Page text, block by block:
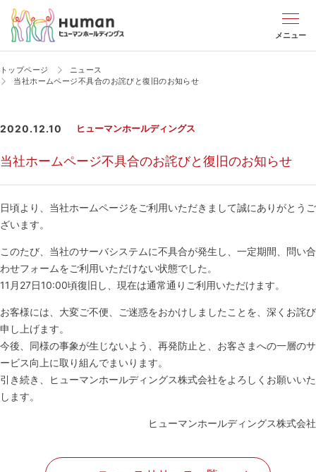
メニュー
トップページ
ニュース
当社ホームページ不具合のお詫びと復旧のお知らせ
2020.12.10 ヒューマンホールディングス
当社ホームページ不具合のお詫びと復旧のお知らせ
日頃より、当社ホームページをご利用いただきまして誠にありがとうご
ざいます。
このたび、当社のサーバシステムに不具合が発生し、一定期間、問い合
わせフォームをご利用いただけない状態でした。
11月27日10:00頃復旧し、現在は通常通りご利用いただけます。
お客様には、大変ご不便、ご迷惑をおかけしましたことを、深くお詫び
申し上げます。
今後、同様の事象が生じないよう、再発防止と、お客さまへの一層のサ
ービス向上に取り組んでまいります。
引き続き、ヒューマンホールディングス株式会社をよろしくお願いいた
します。
ヒューマンホールディングス株式会社